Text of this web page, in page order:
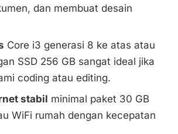
dan membuat desain
Core i3 generasi 8 ke atas atau
SSD 256 GB sangat ideal jika
coding atau editing.
stabil minimal paket 30 GB
WiFi rumah dengan kecepatan